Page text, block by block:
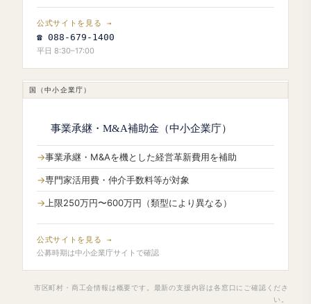
公式サイトを見る →
☎ 088-679-1400
平日 8:30–17:00
国（中小企業庁）
事業承継・M&A補助金（中小企業庁）
事業承継・M&Aを機とした経営革新費用を補助
専門家活用費・仲介手数料等が対象
上限250万円〜600万円（類型により異なる）
公式サイトを見る →
公募時期は中小企業庁サイトで確認
市区町村・商工会情報は概要です。最新の支援内容は各窓口にご確認くださ
い。